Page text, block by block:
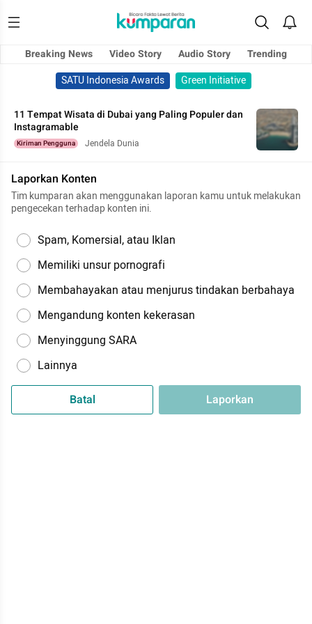
Breaking News Video Story Audio Story
Trending
SATU Indonesia Awards
Green Initiative
11 Tempat Wisata di Dubai yang Paling Populer dan
Instagramable
Kiriman Pengguna Jendela Dunia
Laporkan Konten
Tim kumparan akan menggunakan laporan kamu untuk melakukan
pengecekan terhadap konten ini.
Spam, Komersial, atau Iklan
Memiliki unsur pornografi
Membahayakan atau menjurus tindakan berbahaya
Mengandung konten kekerasan
Menyinggung SARA
Lainnya
Batal Laporkan